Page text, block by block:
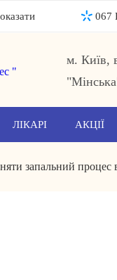
067
м. Київ,
ЛІКАРІ АКЦІЇ
запальний процес